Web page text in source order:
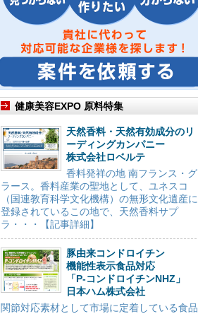
健康美容EXPO 原料特集
天然香料・天然有効成分のリ
ーディングカンパニー
株式会社ロベルテ
香料発祥の地 南フランス・グ
ラース。香料産業の聖地として、ユネスコ
（国連教育科学文化機構）の無形文化遺産に
登録されているこの地で、天然香料サプ
ラ・・・【記事詳細】
豚由来コンドロイチン
機能性表示食品対応
「P-コンドロイチンNHZ」
日本ハム株式会社
関節対応素材として市場に定着している食品